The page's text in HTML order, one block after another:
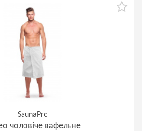
SaunaPro
чоловіче вафельне